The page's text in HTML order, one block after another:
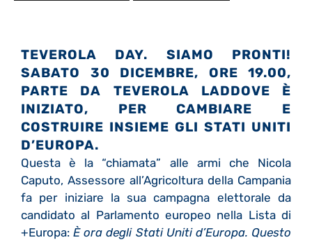
TEVEROLA DAY. SIAMO PRONTI!
SABATO 30 DICEMBRE, ORE 19.00,
PARTE DA TEVEROLA LADDOVE È
INIZIATO, PER CAMBIARE E
COSTRUIRE INSIEME GLI STATI UNITI
D’EUROPA.
Questa è la “chiamata” alle armi che Nicola
Caputo, Assessore all’Agricoltura della Campania
fa per iniziare la sua campagna elettorale da
candidato al Parlamento europeo nella Lista di
+Europa:È ora degli Stati Uniti d’Europa. Questo